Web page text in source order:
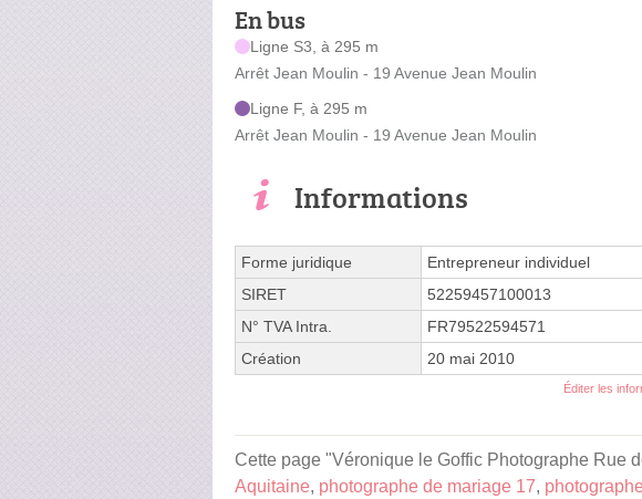
En bus
Ligne S3, à 295 m
Arrêt Jean Moulin - 19 Avenue Jean Moulin
Ligne F, à 295 m
Arrêt Jean Moulin - 19 Avenue Jean Moulin
Informations
Forme juridique
Entrepreneur individuel
SIRET
52259457100013
N° TVA Intra.
FR79522594571
Création
20 mai 2010
Éditer les
Cette page "Véronique le Goffic Photographe Rue
Aquitaine, photographe de mariage 17,